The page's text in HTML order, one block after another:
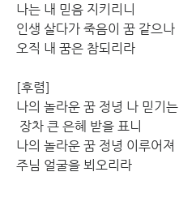
나는 내 믿음 지키리니
인생 살다가 죽음이 꿈 같으나
오직 내 꿈은 참되리라
[후렴]
나의 놀라운 꿈 정녕 나 믿기는
장차 큰 은혜 받을 표니
나의 놀라운 꿈 정녕 이루어져
주님 얼굴을 뵈오리라